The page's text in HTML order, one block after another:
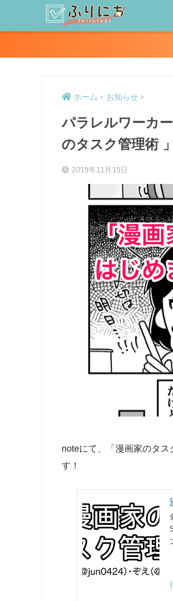
ホーム お知らせ
パラレルワーカ
のタスク管理術
2019年11月19日
noteにて、「漫画家のタ
す！